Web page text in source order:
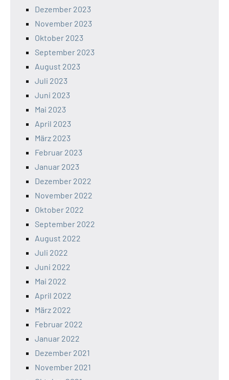
Dezember 2023
November 2023
Oktober 2023
September 2023
August 2023
Juli 2023
Juni 2023
Mai 2023
April 2023
März 2023
Februar 2023
Januar 2023
Dezember 2022
November 2022
Oktober 2022
September 2022
August 2022
Juli 2022
Juni 2022
Mai 2022
April 2022
März 2022
Februar 2022
Januar 2022
Dezember 2021
November 2021